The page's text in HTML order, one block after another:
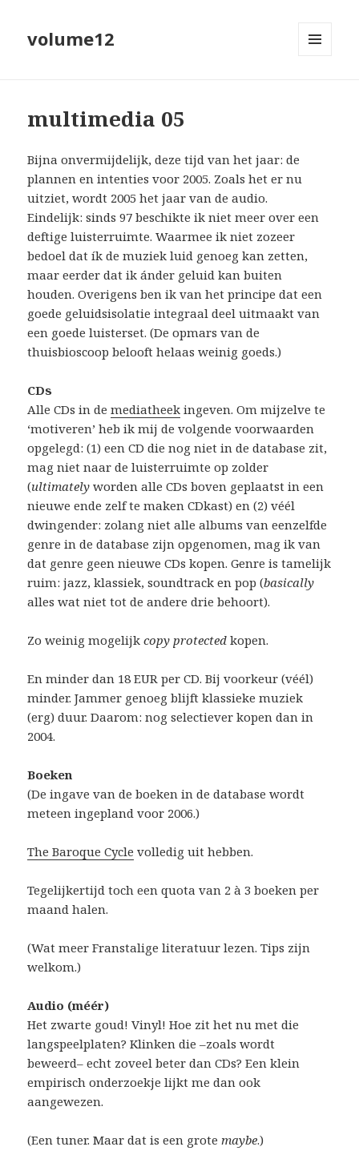
volume12
multimedia 05
Bijna onvermijdelijk, deze tijd van het jaar: de
plannen en intenties voor 2005. Zoals het er nu
uitziet, wordt 2005 het jaar van de audio.
Eindelijk: sinds 97 beschikte ik niet meer over een
deftige luisterruimte. Waarmee ik niet zozeer
bedoel dat ík de muziek luid genoeg kan zetten,
maar eerder dat ik ánder geluid kan buiten
houden. Overigens ben ik van het principe dat een
goede geluidsisolatie integraal deel uitmaakt van
een goede luisterset. (De opmars van de
thuisbioscoop belooft helaas weinig goeds.)
CDs
Alle CDs in demediatheek ingeven. Om mijzelve te
‘motiveren’ heb ik mij de volgende voorwaarden
opgelegd: (1) een CD die nog niet in de database zit,
mag niet naar de luisterruimte op zolder
(ultimately worden alle CDs boven geplaatst in een
nieuwe ende zelf te maken CDkast) en (2) véél
dwingender: zolang niet alle albums van eenzelfde
genre in de database zijn opgenomen, mag ik van
dat genre geen nieuwe CDs kopen. Genre is tamelijk
ruim: jazz, klassiek, soundtrack en pop (basically
alles wat niet tot de andere drie behoort).
Zo weinig mogelijkcopy protected kopen.
En minder dan 18 EUR per CD. Bij voorkeur (véél)
minder. Jammer genoeg blijft klassieke muziek
(erg) duur. Daarom: nog selectiever kopen dan in
2004.
Boeken
(De ingave van de boeken in de database wordt
meteen ingepland voor 2006.)
The Baroque Cycle volledig uit hebben.
Tegelijkertijd toch een quota van 2 à 3 boeken per
maand halen.
(Wat meer Franstalige literatuur lezen. Tips zijn
welkom.)
Audio (méér)
Het zwarte goud! Vinyl! Hoe zit het nu met die
langspeelplaten? Klinken die –zoals wordt
beweerd– echt zoveel beter dan CDs? Een klein
empirisch onderzoekje lijkt me dan ook
aangewezen.
(Een tuner. Maar dat is een grotemaybe.)